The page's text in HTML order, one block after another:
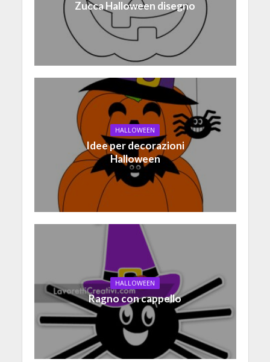
Zucca Halloween disegno
HALLOWEEN
Idee per decorazioni
Halloween
HALLOWEEN
Ragno con cappello